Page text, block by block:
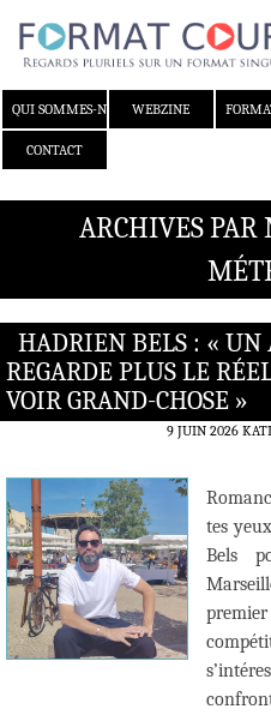
QUI SOMMES-NOUS ?WEBZINE
CONTACT
ARCHIVES PAR
HADRIEN BELS : « UN
REGARDE PLUS LE
VOIR GRAND-CHOSE »
9 JUIN 2026
tes
Bels